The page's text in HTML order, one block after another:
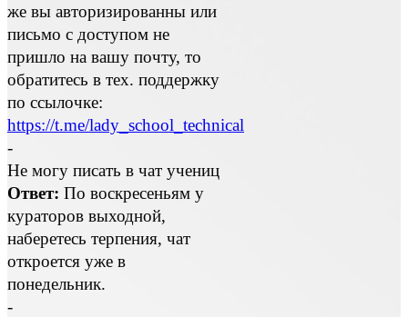
же вы авторизированны или
письмо с доступом не
пришло на вашу почту, то
обратитесь в тех. поддержку
по ссылочке:
https://t.me/lady_school_technical
-
Не могу писать в чат учениц
Ответ: По воскресеньям у
кураторов выходной,
наберетесь терпения, чат
откроется уже в
понедельник.
-